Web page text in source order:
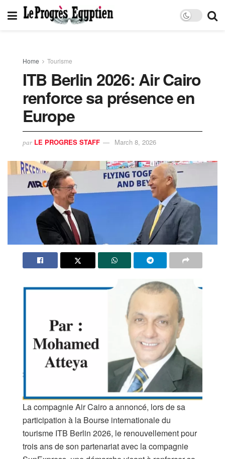
Home Tourisme
ITB Berlin 2026: Air Cairo
renforce sa présence en
Europe
par LE PROGRES STAFF March 8, 2026
La compagnie Air Cairo a annoncé, lors de sa
participation à la Bourse internationale du
tourisme ITB Berlin 2026, le renouvellement pour
trois ans de son partenariat avec la compagnie